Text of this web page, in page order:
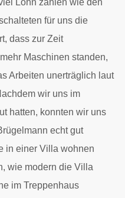
Lohn zahlen wie den
für uns die
dass zur Zeit
Maschinen standen,
Arbeiten unerträglich laut
wir uns im
hatten, konnten wir uns
echt gut
in einer Villa wohnen
wie modern die Villa
im Treppenhaus